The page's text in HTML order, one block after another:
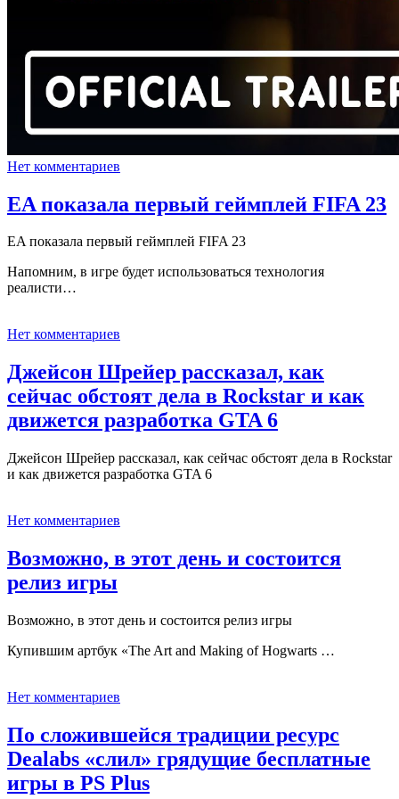
Нет комментариев
EA показала первый геймплей FIFA 23
EA показала первый геймплей FIFA 23
Напомним, в игре будет использоваться технология
реалисти…
Нет комментариев
Джейсон Шрейер рассказал, как
сейчас обстоят дела в Rockstar и как
движется разработка GTA 6
Джейсон Шрейер рассказал, как сейчас обстоят дела в Rockstar
и как движется разработка GTA 6
Нет комментариев
Возможно, в этот день и состоится
релиз игры
Возможно, в этот день и состоится релиз игры
Купившим артбук «The Art and Making of Hogwarts …
Нет комментариев
По сложившейся традиции ресурс
Dealabs «слил» грядущие бесплатные
игры в PS Plus